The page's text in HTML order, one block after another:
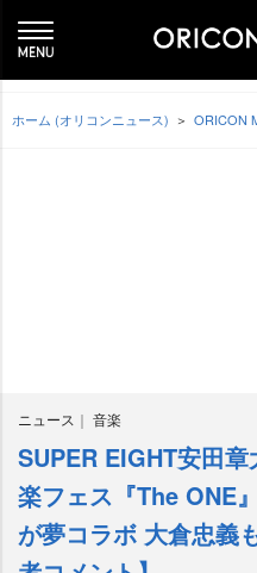
ホーム (オリコンニュース) ORICON
ニュース 音楽
SUPER EIGHT安田
楽フェス『The ONE
が夢コラボ 大倉忠義